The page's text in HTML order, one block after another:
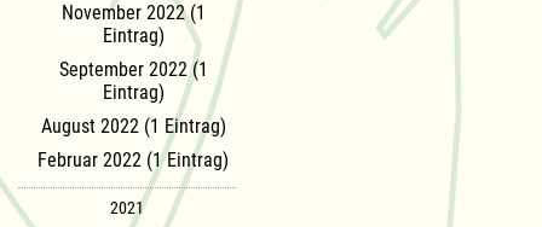
November 2022 (1
Eintrag)
September 2022 (1
Eintrag)
August 2022 (1 Eintrag)
Februar 2022 (1 Eintrag)
2021